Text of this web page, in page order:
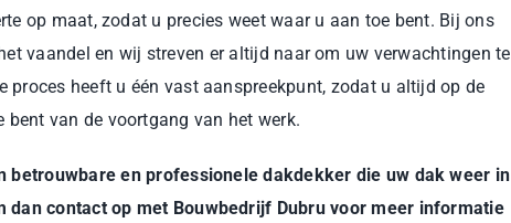
op maat, zodat u precies weet waar u aan toe bent. Bij ons
vaandel en wij streven er altijd naar om uw verwachtingen te
proces heeft u één vast aanspreekpunt, zodat u altijd op de
bent van de voortgang van het werk.
betrouwbare en professionele dakdekker die uw dak weer in
dan contact op met Bouwbedrijf Dubru voor meer informatie